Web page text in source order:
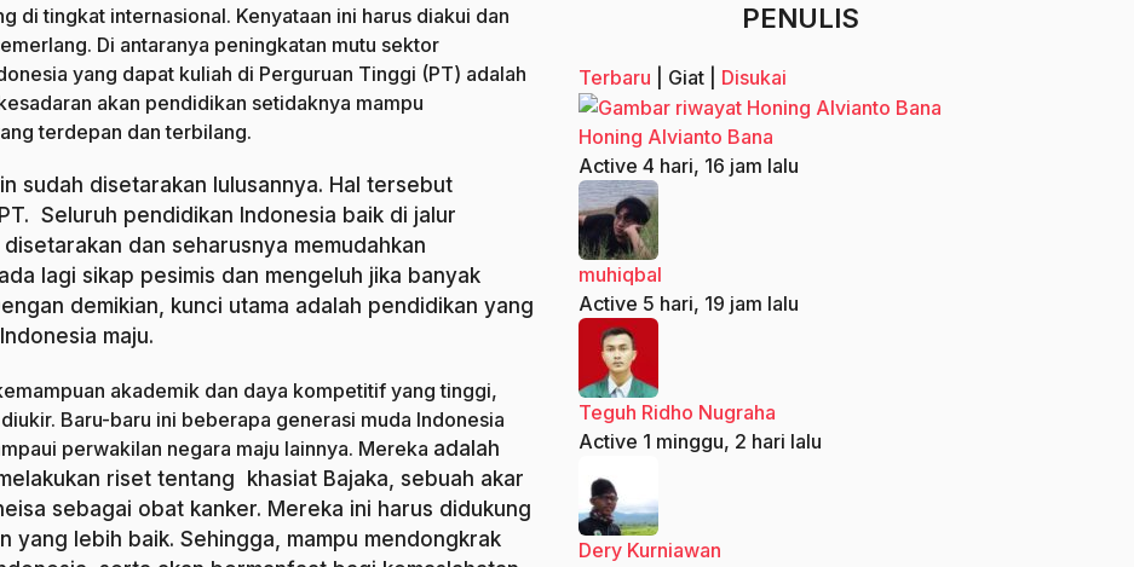
di tingkat internasional. Kenyataan ini harus diakui dan
Di antaranya peningkatan mutu sektor
yang dapat kuliah di Perguruan Tinggi (PT) adalah
akan pendidikan setidaknya mampu
terdepan dan terbilang.
sudah disetarakan lulusannya. Hal tersebut
Seluruh pendidikan Indonesia baik di jalur
dan seharusnya memudahkan
lagi sikap pesimis dan mengeluh jika banyak
demikian, kunci utama adalah pendidikan yang
maju.
akademik dan daya kompetitif yang tinggi,
Baru-baru ini beberapa generasi muda Indonesia
perwakilan negara maju lainnya. Mereka adalah
riset tentang khasiat Bajaka, sebuah akar
sebagai obat kanker. Mereka ini harus didukung
yang lebih baik. Sehingga, mampu mendongkrak
PENULIS
Terbaru Giat Disukai
Honing Alvianto Bana
Active 4 hari, 16 jam lalu
muhiqbal
Active 5 hari, 19 jam lalu
Teguh Ridho Nugraha
Active 1 minggu, 2 hari lalu
Dery Kurniawan